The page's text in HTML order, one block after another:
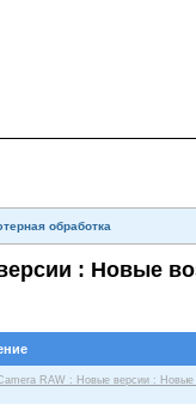
обработка
: Новые
RAW : Новые версии : Новые